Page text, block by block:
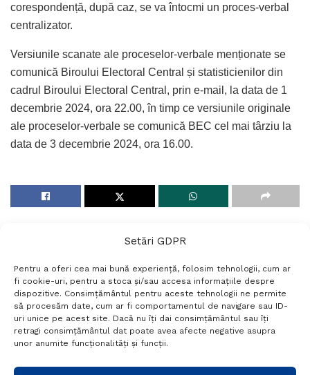
Setări GDPR
Pentru a oferi cea mai bună experiență, folosim tehnologii, cum ar
fi cookie-uri, pentru a stoca și/sau accesa informațiile despre
dispozitive. Consimțământul pentru aceste tehnologii ne permite
să procesăm date, cum ar fi comportamentul de navigare sau ID-
uri unice pe acest site. Dacă nu îți dai consimțământul sau îți
retragi consimțământul dat poate avea afecte negative asupra
unor anumite funcționalități și funcții.
corespondență, după caz, se va întocmi un proces-verbal
centralizator.
Versiunile scanate ale proceselor-verbale menționate se
comunică Biroului Electoral Central și statisticienilor din
cadrul Biroului Electoral Central, prin e-mail, la data de 1
decembrie 2024, ora 22.00, în timp ce versiunile originale
ale proceselor-verbale se comunică BEC cel mai târziu la
data de 3 decembrie 2024, ora 16.00.
Termeni si conditii
Politică de confidențialitate
Politica cookies
Setări GDPR